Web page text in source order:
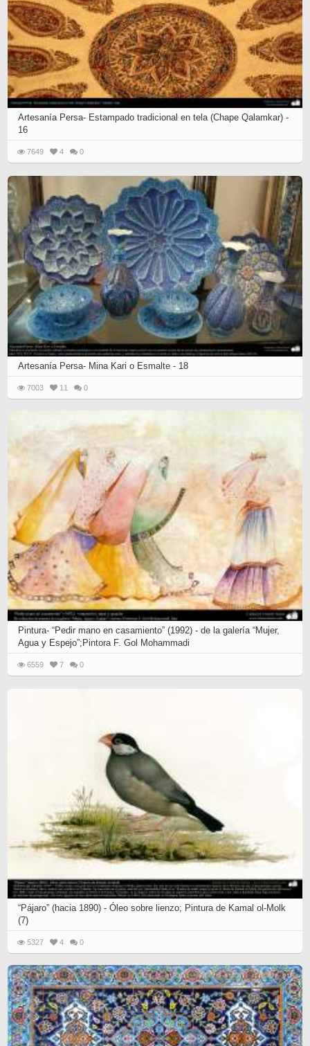
Artesanía Persa- Estampado tradicional en tela (Chape Qalamkar) -
16
7649 4 0
Artesanía Persa- Mina Kari o Esmalte - 18
7003 11 0
Pintura- “Pedir mano en casamiento” (1992) - de la galería “Mujer,
Agua y Espejo”;Pintora F. Gol Mohammadi
6559 7 0
“Pájaro” (hacia 1890) - Óleo sobre lienzo; Pintura de Kamal ol-Molk
(7)
5327 4 0